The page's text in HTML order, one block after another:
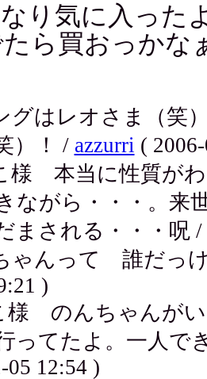
り気に入った
ら買おっかな
グはレオさま（笑
）！ / azzurri (
様 本当に性質が
ながら・・・。来
まされる・・・呪 /
ゃんって 誰だっけ
)
様 のんちゃんが
ってたよ。一人で
05 12:54 )